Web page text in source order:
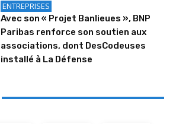
ENTREPRISES
Avec son « Projet Banlieues », BNP
Paribas renforce son soutien aux
associations, dont DesCodeuses
installé à La Défense